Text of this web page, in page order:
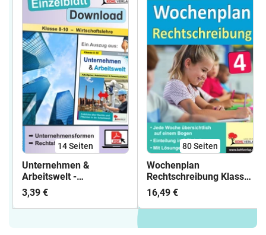
14Seiten
Unternehmen &
Arbeitswelt -
Unternehmensformen &
Rechtsformen |
Wirtschaft Klasse 8-10
3,39 €
80Seiten
Wochenplan
Rechtschreibung Klasse
4 | Groß- und
Kleinschreibung,
Doppelkonsonanten, ss
16,49 €